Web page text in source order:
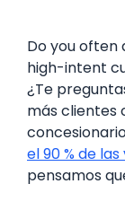
Do you often
high-intent
¿Te
más clientes
el 90 % de
pensamos